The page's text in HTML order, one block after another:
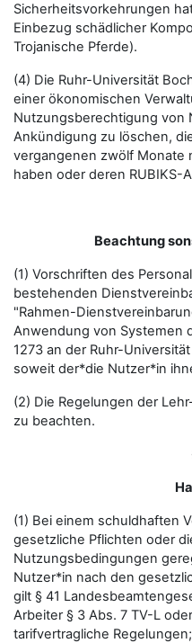
Sicherheitsvorkehrungen
Einbezug schädlicher
Trojanische Pferde).
(4) Die Ruhr-Universität
einer ökonomischen
Nutzungsberechtigung von
Ankündigung zu löschen,
vergangenen zwölf Monate
haben oder deren RUBIKS-
Beachtung
(1) Vorschriften des
bestehenden
"Rahmen-
Anwendung von Systemen
1273 an der Ruhr-
soweit der*die Nutzer*in
(2) Die Regelungen der
zu beachten.
(1) Bei einem schuldhaften
gesetzliche Pflichten oder
Nutzungsbedingungen
Nutzer*in nach den
gilt § 41
Arbeiter § 3 Abs. 7 TV-L
tarifvertragliche